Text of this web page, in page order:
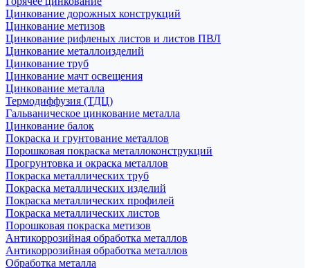
Цинкование дорожных конструкций
Цинкование метизов
Цинкование рифленых листов и листов ПВЛ
Цинкование металлоизделий
Цинкование труб
Цинкование мачт освещения
Цинкование металла
Термодиффузия (ТДЦ)
Гальваническое цинкование металла
Цинкование балок
Покраска и грунтование металлов
Порошковая покраска металлоконструкций
Прогрунтовка и окраска металлов
Покраска металлических труб
Покраска металлических изделий
Покраска металлических профилей
Покраска металлических листов
Порошковая покраска метизов
Антикоррозийная обработка металлов
Антикоррозийная обработка металлов
Обработка металла